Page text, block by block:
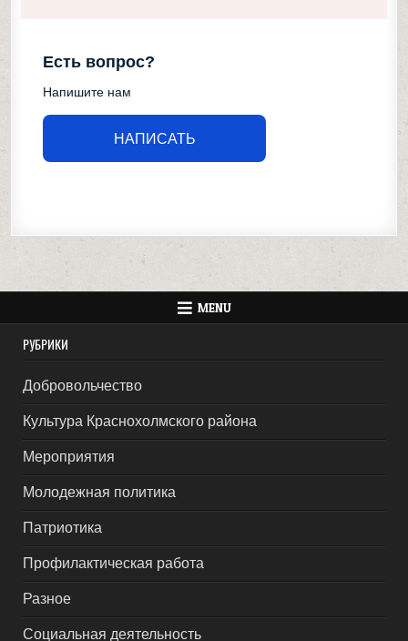
Есть вопрос?
Напишите нам
НАПИСАТЬ
MENU
РУБРИКИ
Добровольчество
Культура Краснохолмского района
Мероприятия
Молодежная политика
Патриотика
Профилактическая работа
Разное
Социальная деятельность